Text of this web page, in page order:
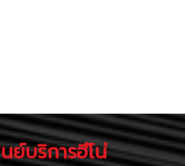
ย์บริการฮีโน่